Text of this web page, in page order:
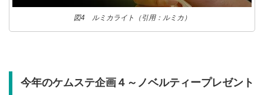
図4 ルミカライト（引用：ルミカ）
今年のケムステ企画４～ノベルティープレゼント